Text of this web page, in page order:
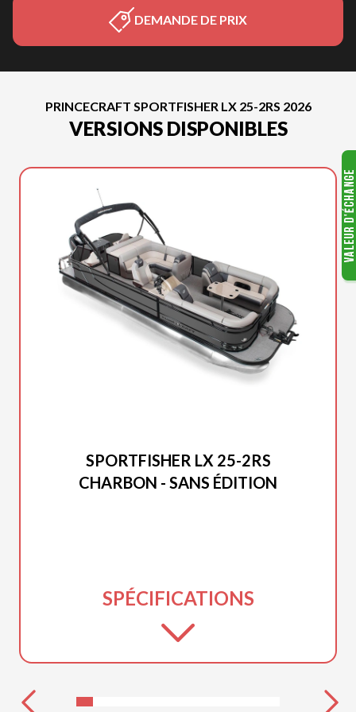
DEMANDE DE PRIX
PRINCECRAFT SPORTFISHER LX 25-2RS 2026
VERSIONS DISPONIBLES
SPORTFISHER LX 25-2RS
CHARBON - SANS ÉDITION
SPÉCIFICATIONS